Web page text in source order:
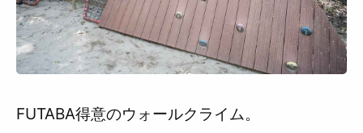
FUTABA得意のウォールクライム。